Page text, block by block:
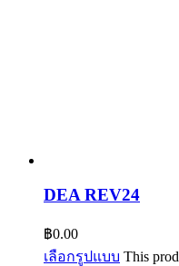
DEA REV24
฿0.00
เลือกรูปแบบ This